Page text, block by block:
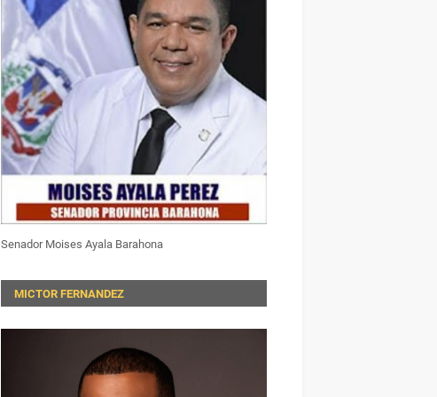
Senador Moises Ayala Barahona
MICTOR FERNANDEZ